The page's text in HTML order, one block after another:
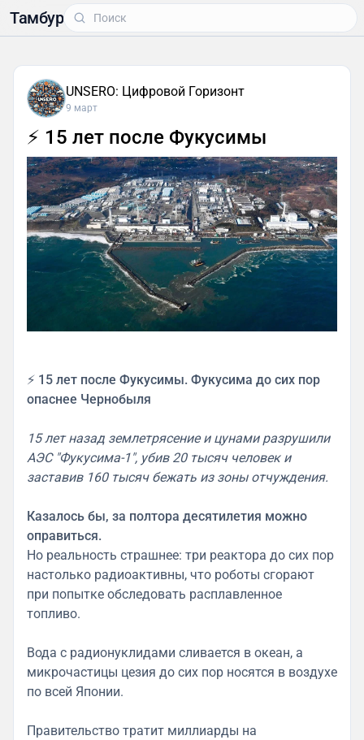
Тамбур
UNSERO: Цифровой Горизонт
9 март
⚡️ 15 лет после Фукусимы
⚡️ 15 лет после Фукусимы. Фукусима до сих пор
опаснее Чернобыля
15 лет назад землетрясение и цунами разрушили
АЭС "Фукусима-1", убив 20 тысяч человек и
заставив 160 тысяч бежать из зоны отчуждения.
Казалось бы, за полтора десятилетия можно
оправиться.
Но реальность страшнее: три реактора до сих пор
настолько радиоактивны, что роботы сгорают
при попытке обследовать расплавленное
топливо.
Вода с радионуклидами сливается в океан, а
микрочастицы цезия до сих пор носятся в воздухе
по всей Японии.
Правительство тратит миллиарды на